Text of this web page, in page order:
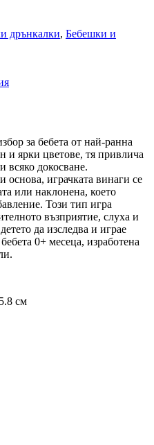
дрънкалки, Бебешки и
за бебета от най-ранна
и ярки цветове, тя привлича
докосване.
основа, играчката винаги се
или наклонена, което
Този тип игра
възприятие, слуха и
да изследва и играе
0+ месеца, изработена
см